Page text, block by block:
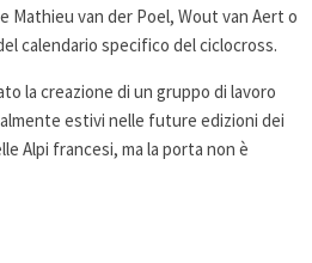
van der Poel, Wout van Aert o
calendario specifico del ciclocross.
la creazione di un gruppo di lavoro
estivi nelle future edizioni dei
Alpi francesi, ma la porta non è